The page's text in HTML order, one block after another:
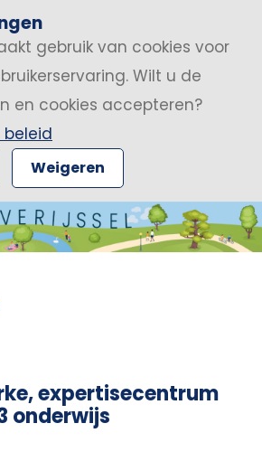
gebruik van cookies voor
Wilt u de
en cookies accepteren?
beleid
Weigeren
expertisecentrum
onderwijs